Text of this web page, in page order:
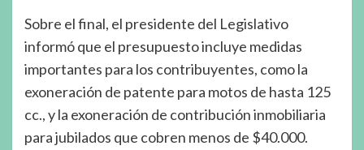
Sobre el final, el presidente del Legislativo
informó que el presupuesto incluye medidas
importantes para los contribuyentes, como la
exoneración de patente para motos de hasta 125
cc., y la exoneración de contribución inmobiliaria
para jubilados que cobren menos de $40.000.